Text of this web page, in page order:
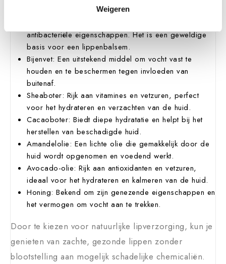
Weigeren
antibacteriële eigenschappen. Het is een geweldige
basis voor een lippenbalsem.
Bijenvet: Een uitstekend middel om vocht vast te
houden en te beschermen tegen invloeden van
buitenaf.
Sheaboter: Rijk aan vitamines en vetzuren, perfect
voor het hydrateren en verzachten van de huid.
Cacaoboter: Biedt diepe hydratatie en helpt bij het
herstellen van beschadigde huid.
Amandelolie: Een lichte olie die gemakkelijk door de
huid wordt opgenomen en voedend werkt.
Avocado-olie: Rijk aan antioxidanten en vetzuren,
ideaal voor het hydrateren en kalmeren van de huid.
Honing: Bekend om zijn genezende eigenschappen en
het vermogen om vocht aan te trekken.
Door te kiezen voor natuurlijke lipverzorging, kun je
genieten van zachte, gezonde lippen zonder
blootstelling aan mogelijk schadelijke chemicaliën.